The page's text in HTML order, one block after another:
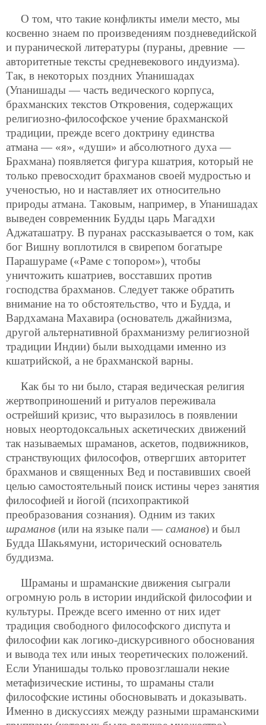
О том, что такие конфликты имели место, мы
косвенно знаем по произведениям поздневедийской
и пуранической литературы (пураны, древние —
авторитетные тексты средневекового индуизма).
Так, в некоторых поздних Упанишадах
(Упанишады — часть ведического корпуса,
брахманских текстов Откровения, содержащих
религиозно-философское учение брахманской
традиции, прежде всего доктрину единства
атмана — «я», «души» и абсолютного духа —
Брахмана) появляется фигура кшатрия, который не
только превосходит брахманов своей мудростью и
ученостью, но и наставляет их относительно
природы атмана. Таковым, например, в Упанишадах
выведен современник Будды царь Магадхи
Аджаташатру. В пуранах рассказывается о том, как
бог Вишну воплотился в свирепом богатыре
Парашураме («Раме с топором»), чтобы
уничтожить кшатриев, восставших против
господства брахманов. Следует также обратить
внимание на то обстоятельство, что и Будда, и
Вардхамана Махавира (основатель джайнизма,
другой альтернативной брахманизму религиозной
традиции Индии) были выходцами именно из
кшатрийской, а не брахманской варны.
Как бы то ни было, старая ведическая религия
жертвоприношений и ритуалов переживала
острейший кризис, что выразилось в появлении
новых неортодоксальных аскетических движений
так называемых шраманов, аскетов, подвижников,
странствующих философов, отвергших авторитет
брахманов и священных Вед и поставивших своей
целью самостоятельный поиск истины через занятия
философией и йогой (психопрактикой
преобразования сознания). Одним из таких
шраманов (или на языке пали — саманов) и был
Будда Шакьямуни, исторический основатель
буддизма.
Шраманы и шраманские движения сыграли
огромную роль в истории индийской философии и
культуры. Прежде всего именно от них идет
традиция свободного философского диспута и
философии как логико-дискурсивного обоснования
и вывода тех или иных теоретических положений.
Если Упанишады только провозглашали некие
метафизические истины, то шраманы стали
философские истины обосновывать и доказывать.
Именно в дискуссиях между разными шраманскими